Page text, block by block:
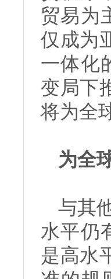
贸易为
仅成为
一体化
变局下
将为全
为全
与其
水平仍
是高水